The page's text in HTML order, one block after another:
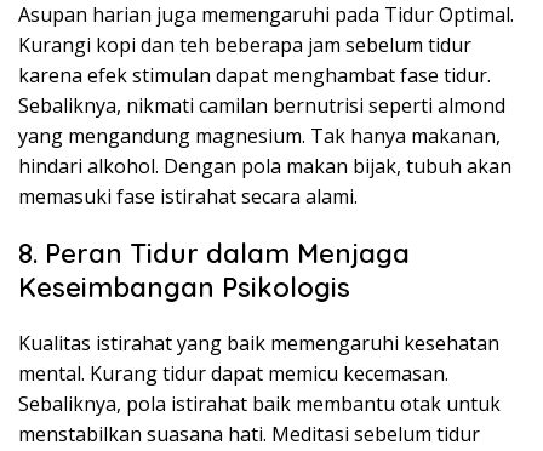
Asupan harian juga memengaruhi pada Tidur Optimal.
Kurangi kopi dan teh beberapa jam sebelum tidur
karena efek stimulan dapat menghambat fase tidur.
Sebaliknya, nikmati camilan bernutrisi seperti almond
yang mengandung magnesium. Tak hanya makanan,
hindari alkohol. Dengan pola makan bijak, tubuh akan
memasuki fase istirahat secara alami.
8. Peran Tidur dalam Menjaga
Keseimbangan Psikologis
Kualitas istirahat yang baik memengaruhi kesehatan
mental. Kurang tidur dapat memicu kecemasan.
Sebaliknya, pola istirahat baik membantu otak untuk
menstabilkan suasana hati. Meditasi sebelum tidur